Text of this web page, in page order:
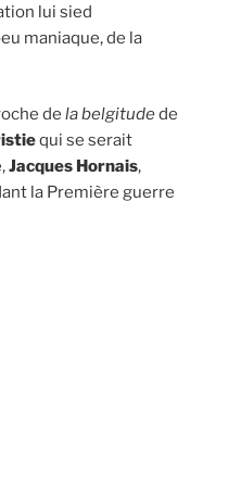
lui sied
maniaque, de la
de la belgitudede
qui se serait
Jacques Hornais,
la Première guerre